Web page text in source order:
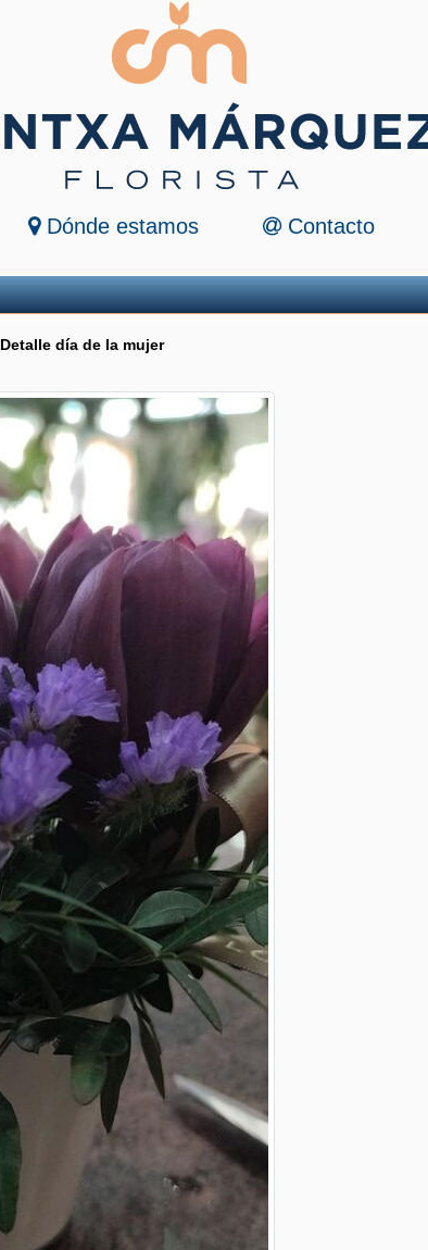
Dónde estamos Contacto
Detalle día de la mujer